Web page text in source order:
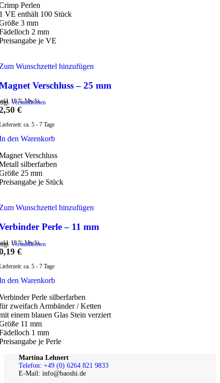
Perlen
VE enthält 100 Stück
3 mm
2 mm
je VE
Wunschzettel hinzufügen
Verschluss – 25 mm
19 % MwSt.
Versandkosten
€
ca. 5 - 7 Tage
den Warenkorb
Verschluss
silberfarben
25 mm
je Stück
Wunschzettel hinzufügen
Perle – 11 mm
19 % MwSt.
Versandkosten
€
ca. 5 - 7 Tage
den Warenkorb
Perle silberfarben
zweifach Armbänder / Ketten
einem blauen Glas Stein verziert
11 mm
1 mm
je Perle
Martina Lehnert
Telefon: +49 (0) 6264 821 9833
E-Mail: info@baoshi.de